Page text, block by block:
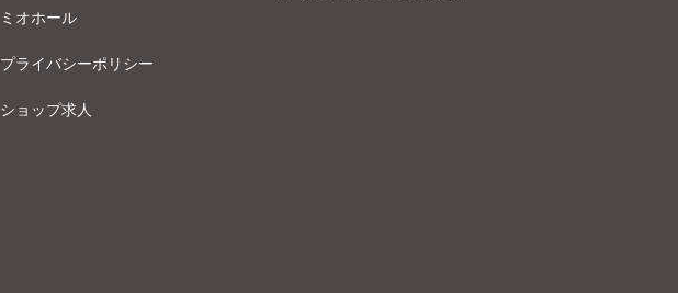
ミオホール
プライバシーポリシー
ショップ求人